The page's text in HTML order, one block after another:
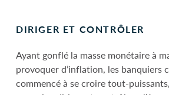
DIRIGER ET CONTRÔLER
Ayant gonflé la masse monétaire à
provoquer d’inflation, les banquiers
commencé à se croire tout-